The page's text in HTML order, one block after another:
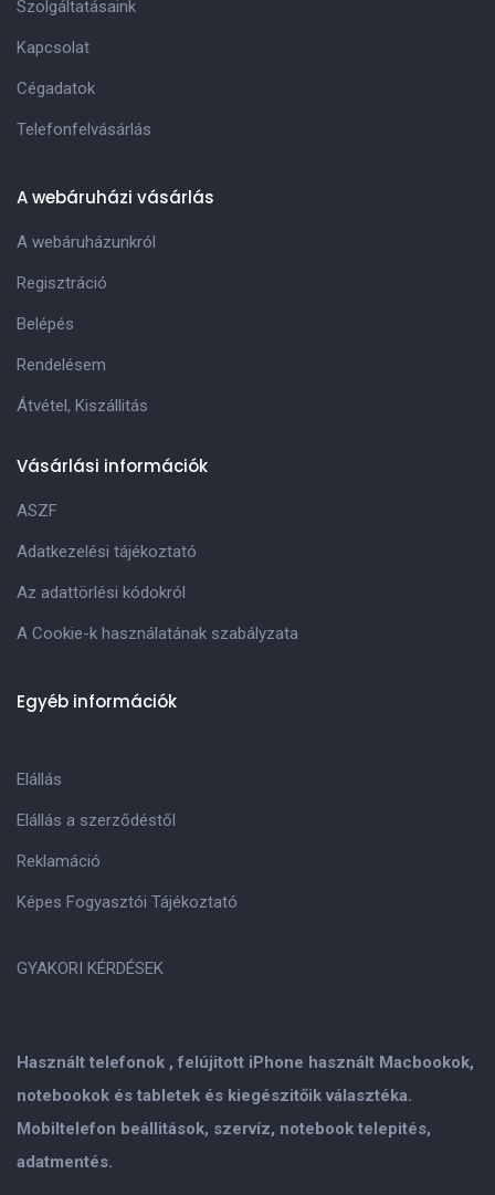
Használt telefonok , felújitott iPhone használt Macbookok,
notebookok és tabletek és kiegészitőik választéka.
Mobiltelefon beállitások, szervíz, notebook telepités,
adatmentés.
Szolgáltatásaink
Kapcsolat
Cégadatok
Telefonfelvásárlás
A webáruházi vásárlás
A webáruházunkról
Regisztráció
Belépés
Rendelésem
Átvétel, Kiszállitás
Vásárlási információk
ASZF
Adatkezelési tájékoztató
Az adattörlési kódokról
A Cookie-k használatának szabályzata
Egyéb információk
Elállás
Elállás a szerződéstől
Reklamáció
Képes Fogyasztói Tájékoztató
GYAKORI KÉRDÉSEK